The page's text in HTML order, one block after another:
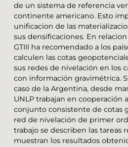
de un sistema de referencia
continente americano. Esto
unificacion de las
sus densificaciones. En
GTIII ha recomendado a los
calculen las cotas
sus redes de nivelación en los
con información gravimétrica.
caso de la Argentina, desde
UNLP trabajan en cooperación
conjunto consistente de cotas
red de nivelación de primer
trabajo se describen las tareas
muestran los resultados